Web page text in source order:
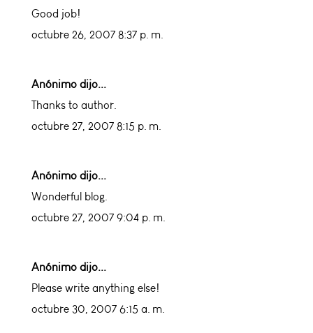
Good job!
octubre 26, 2007 8:37 p. m.
Anónimo dijo...
Thanks to author.
octubre 27, 2007 8:15 p. m.
Anónimo dijo...
Wonderful blog.
octubre 27, 2007 9:04 p. m.
Anónimo dijo...
Please write anything else!
octubre 30, 2007 6:15 a. m.